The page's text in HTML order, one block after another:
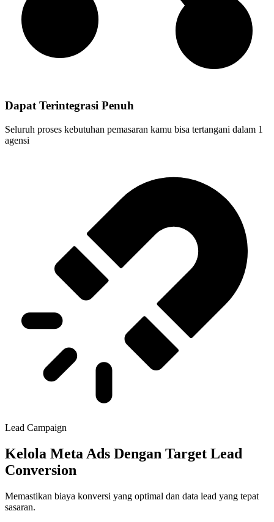
Dapat Terintegrasi Penuh
Seluruh proses kebutuhan pemasaran kamu bisa tertangani dalam 1
agensi
Lead Campaign
Kelola Meta Ads Dengan Target Lead
Conversion
Memastikan biaya konversi yang optimal dan data lead yang tepat
sasaran.